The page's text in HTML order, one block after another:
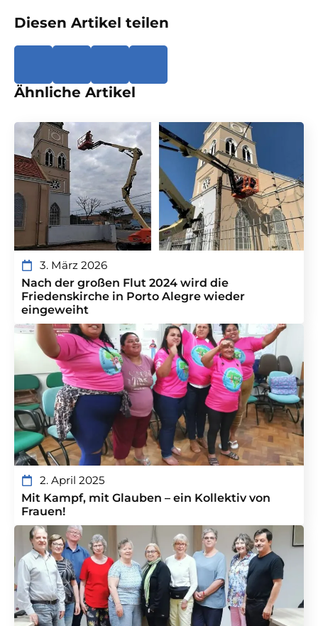
Diesen Artikel teilen
Ähnliche Artikel
3. März 2026
Nach der großen Flut 2024 wird die
Friedenskirche in Porto Alegre wieder
eingeweiht
2. April 2025
Mit Kampf, mit Glauben – ein Kollektiv von
Frauen!